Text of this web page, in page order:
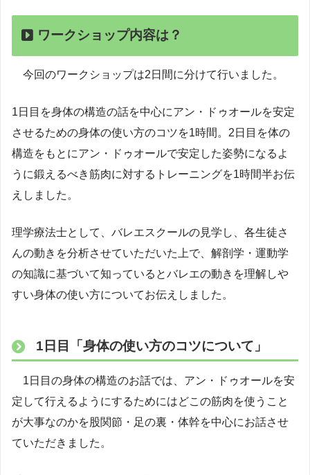
ワークショップ内容は？
今回のワークショップは2日間に分けて行いました。
1日目を身体の構造の話を中心にアン・ドゥオールを安定
させるための身体の使い方のコツを1時間。2日目を体の
構造をもとにアン・ドゥオールで安定した姿勢になるよ
うに鍛えるべき筋肉に対するトレーニングを1時間半お伝
えしました。
理学療法士として、バレエスクールの見学し、各生徒さ
んの動きを分析させていただいた上で、解剖学・運動学
の知識に基づいて知っているとバレエの動きを理解しや
すい身体の使い方についてお伝えしました。
1日目「身体の使い方のコツについて」
1日目の身体の構造のお話では、アン・ドゥオールを安
定して行えるようにするためにはどこの筋肉を使うこと
が大事なのかを股関節・足の裏・体幹を中心にお話させ
ていただきました。